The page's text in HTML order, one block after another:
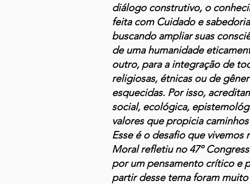
diálogo construtivo, o
feita com Cuidado e
buscando ampliar suas
de uma humanidade
outro, para a integração de
religiosas, étnicas ou de
esquecidas. Por isso,
social, ecológica,
valores que propicia
Esse é o desafio que
Moral refletiu no 47º
por um pensamento crítico e
partir desse tema foram